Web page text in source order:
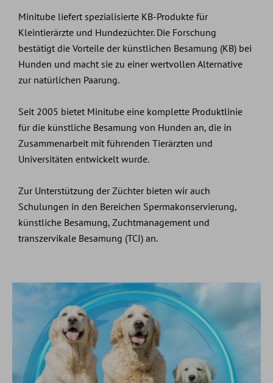
Minitube liefert spezialisierte KB-Produkte für
Kleintierärzte und Hundezüchter. Die Forschung
bestätigt die Vorteile der künstlichen Besamung (KB) bei
Hunden und macht sie zu einer wertvollen Alternative
zur natürlichen Paarung.
Seit 2005 bietet Minitube eine komplette Produktlinie
für die künstliche Besamung von Hunden an, die in
Zusammenarbeit mit führenden Tierärzten und
Universitäten entwickelt wurde.
Zur Unterstützung der Züchter bieten wir auch
Schulungen in den Bereichen Spermakonservierung,
künstliche Besamung, Zuchtmanagement und
transzervikale Besamung (TCI) an.